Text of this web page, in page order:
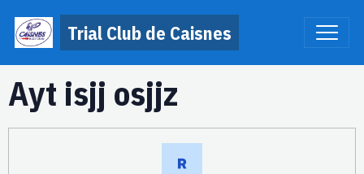
Trial Club de Caisnes
Ayt isjj osjjz